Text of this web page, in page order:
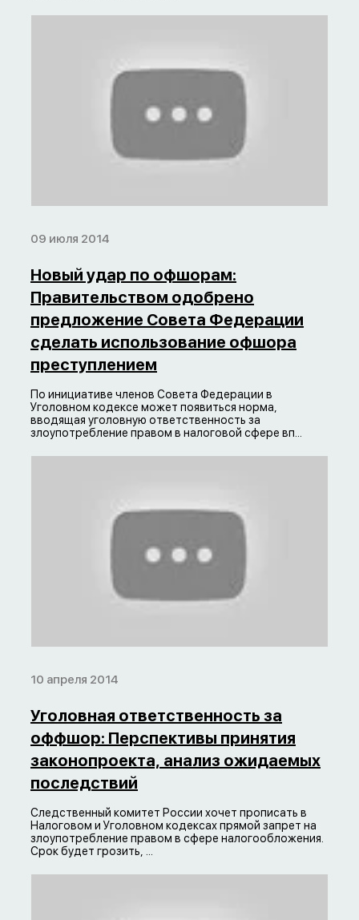
09 июля 2014
Новый удар по офшорам:
Правительством одобрено
предложение Совета Федерации
сделать использование офшора
преступлением
По инициативе членов Совета Федерации в
Уголовном кодексе может появиться норма,
вводящая уголовную ответственность за
злоупотребление правом в налоговой сфере вп...
10 апреля 2014
Уголовная ответственность за
оффшор: Перспективы принятия
законопроекта, анализ ожидаемых
последствий
Следственный комитет России хочет прописать в
Налоговом и Уголовном кодексах прямой запрет на
злоупотребление правом в сфере налогообложения.
Срок будет грозить, ...